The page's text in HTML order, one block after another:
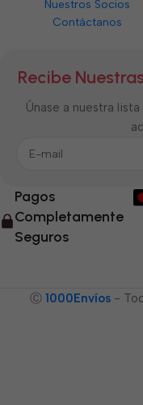
Nuestros Socios
Contáctanos
Recibe
Únase a nuestra
Pagos
Completamente
Seguros
Ⓒ 1000Envíos -